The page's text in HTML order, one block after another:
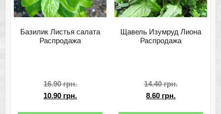
Базилик Листья салата
Распродажа
16.90грн.
10.90 грн.
Щавель Изумруд Лиона
Распродажа
14.40грн.
8.60 грн.